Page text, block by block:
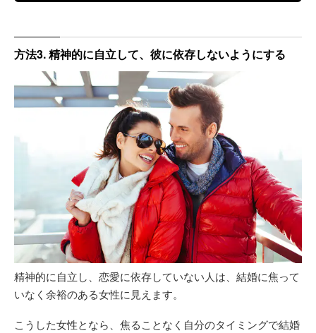
方法3. 精神的に自立して、彼に依存しないようにする
精神的に自立し、恋愛に依存していない人は、結婚に焦って
いなく余裕のある女性に見えます。
こうした女性となら、焦ることなく自分のタイミングで結婚